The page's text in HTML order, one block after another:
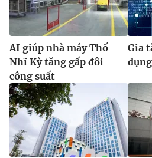
AI giúp nhà máy Thổ
Nhĩ Kỳ tăng gấp đôi
công suất
Gia